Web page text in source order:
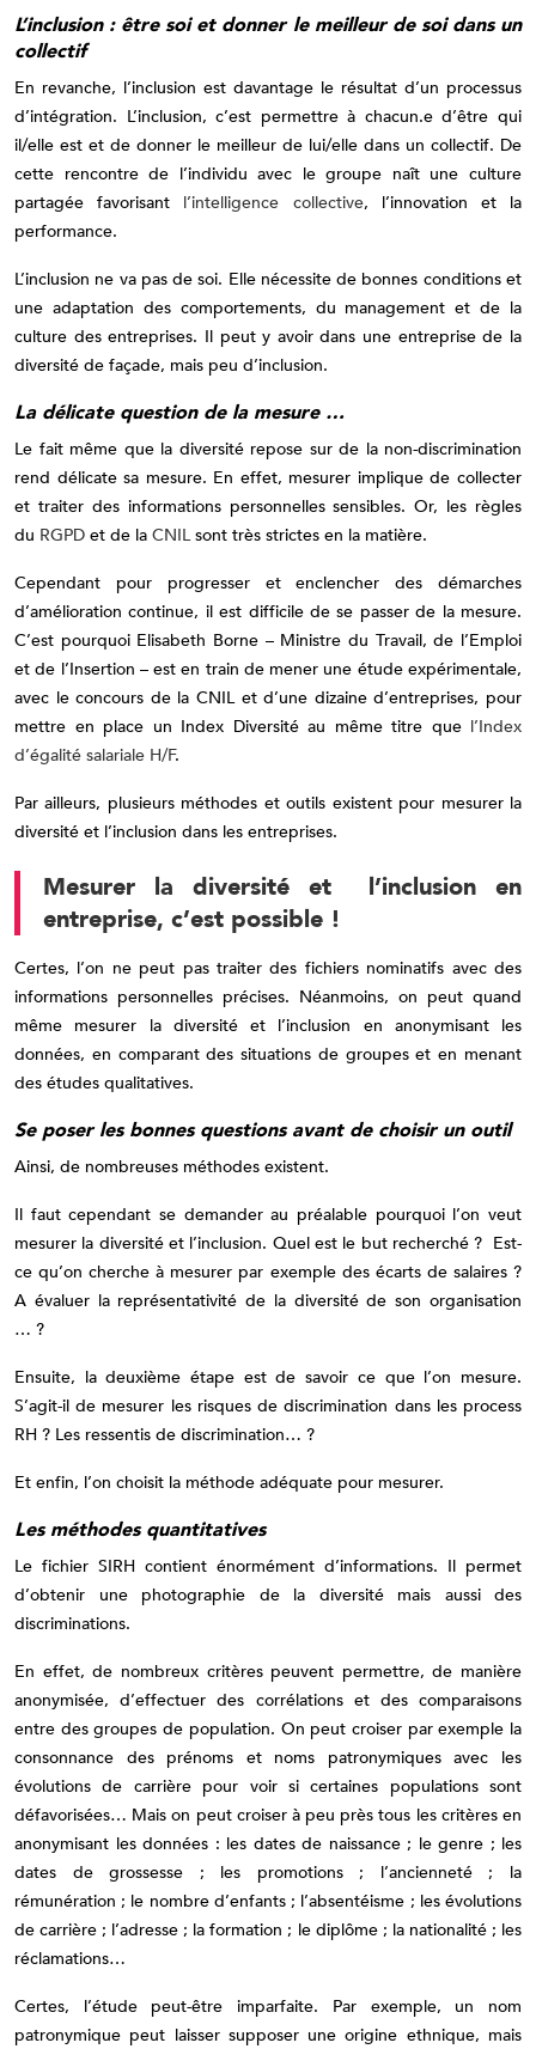
L’inclusion : être soi et donner le meilleur de soi dans un
collectif
En revanche, l’inclusion est davantage le résultat d’un processus
d’intégration. L’inclusion, c’est permettre à chacun.e d’être qui
il/elle est et de donner le meilleur de lui/elle dans un collectif. De
cette rencontre de l’individu avec le groupe naît une culture
partagée favorisant l’intelligence collective, l’innovation et la
performance.
L’inclusion ne va pas de soi. Elle nécessite de bonnes conditions et
une adaptation des comportements, du management et de la
culture des entreprises. Il peut y avoir dans une entreprise de la
diversité de façade, mais peu d’inclusion.
La délicate question de la mesure …
Le fait même que la diversité repose sur de la non-discrimination
rend délicate sa mesure. En effet, mesurer implique de collecter
et traiter des informations personnelles sensibles. Or, les règles
du RGPD et de la CNILsont très strictes en la matière.
Cependant pour progresser et enclencher des démarches
d’amélioration continue, il est difficile de se passer de la mesure.
C’est pourquoi Elisabeth Borne – Ministre du Travail, de l’Emploi
et de l’Insertion – est en train de mener une étude expérimentale,
avec le concours de la CNIL et d’une dizaine d’entreprises, pour
mettre en place un Index Diversité au même titre que l’Index
d’égalité salariale H/F.
Par ailleurs, plusieurs méthodes et outils existent pour mesurer la
diversité et l’inclusion dans les entreprises.
Mesurer la diversité et l’inclusion en
entreprise, c’est possible !
Certes, l’on ne peut pas traiter des fichiers nominatifs avec des
informations personnelles précises. Néanmoins, on peut quand
même mesurer la diversité et l’inclusion en anonymisant les
données, en comparant des situations de groupes et en menant
des études qualitatives.
Se poser les bonnes questions avant de choisir un outil
Ainsi, de nombreuses méthodes existent.
Il faut cependant se demander au préalable pourquoi l’on veut
mesurer la diversité et l’inclusion. Quel est le but recherché ? Est-
ce qu’on cherche à mesurer par exemple des écarts de salaires ?
A évaluer la représentativité de la diversité de son organisation
… ?
Ensuite, la deuxième étape est de savoir ce que l’on mesure.
S’agit-il de mesurer les risques de discrimination dans les process
RH ? Les ressentis de discrimination… ?
Et enfin, l’on choisit la méthode adéquate pour mesurer.
Les méthodes quantitatives
Le fichier SIRH contient énormément d’informations. Il permet
d’obtenir une photographie de la diversité mais aussi des
discriminations.
En effet, de nombreux critères peuvent permettre, de manière
anonymisée, d’effectuer des corrélations et des comparaisons
entre des groupes de population. On peut croiser par exemple la
consonnance des prénoms et noms patronymiques avec les
évolutions de carrière pour voir si certaines populations sont
défavorisées… Mais on peut croiser à peu près tous les critères en
anonymisant les données : les dates de naissance ; le genre ; les
dates de grossesse ; les promotions ; l’ancienneté ; la
rémunération ; le nombre d’enfants ; l’absentéisme ; les évolutions
de carrière ; l’adresse ; la formation ; le diplôme ; la nationalité ; les
réclamations…
Certes, l’étude peut-être imparfaite. Par exemple, un nom
patronymique peut laisser supposer une origine ethnique, mais